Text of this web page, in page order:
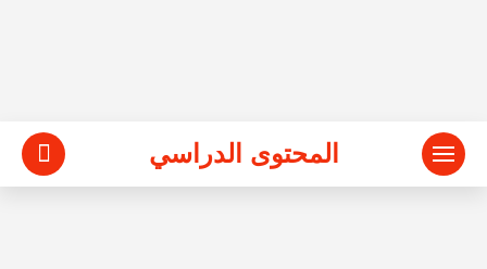
المحتوى الدراسي